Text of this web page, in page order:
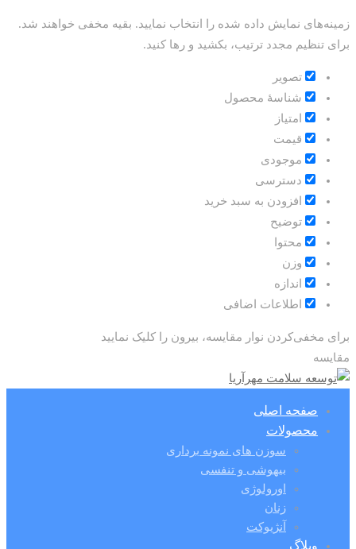
زمینه‌های نمایش داده شده را انتخاب نمایید. بقیه مخفی خواهند شد.
برای تنظیم مجدد ترتیب، بکشید و رها کنید.
تصویر
شناسۀ محصول
امتیاز
قيمت
موجودی
دسترسی
افزودن به سبد خرید
توضیح
محتوا
وزن
اندازه
اطلاعات اضافی
برای مخفی‌کردن نوار مقایسه، بیرون را کلیک نمایید
مقایسه
صفحه اصلی
محصولات
سوزن های نمونه برداری
بیهوشی و تنفسی
اورولوژی
زنان
آنژیوکت
وبلاگ